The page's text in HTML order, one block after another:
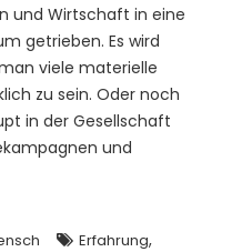
und Wirtschaft in eine
getrieben. Es wird
viele materielle
zu sein. Oder noch
in der Gesellschaft
und
Erfahrung,